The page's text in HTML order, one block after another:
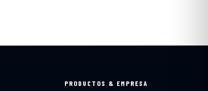
PRODUCTOS & EMPRESA